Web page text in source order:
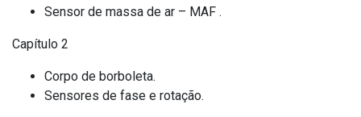
Sensor de massa de ar – MAF .
Capítulo 2
Corpo de borboleta.
Sensores de fase e rotação.